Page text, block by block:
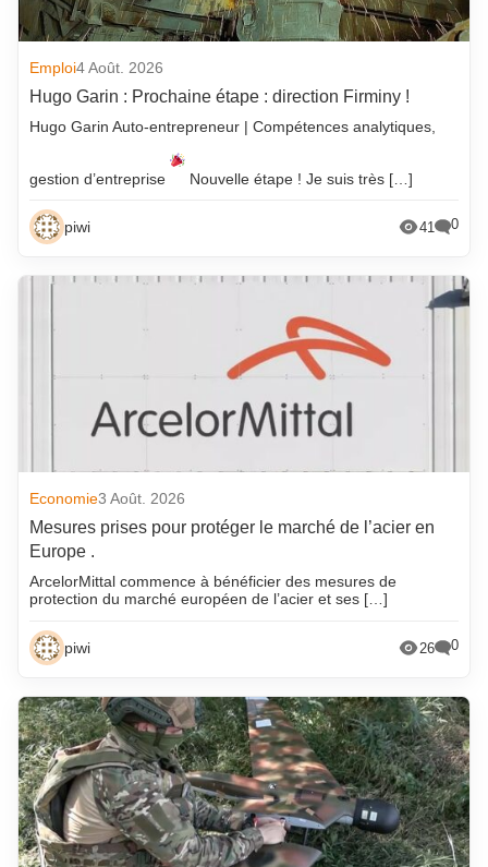
Emploi4 Août. 2026
Hugo Garin : Prochaine étape : direction Firminy !
Hugo Garin Auto-entrepreneur | Compétences analytiques,
gestion d’entreprise Nouvelle étape ! Je suis très […]
piwi 41 0
Economie3 Août. 2026
Mesures prises pour protéger le marché de l’acier en
Europe .
ArcelorMittal commence à bénéficier des mesures de
protection du marché européen de l’acier et ses […]
piwi 26 0